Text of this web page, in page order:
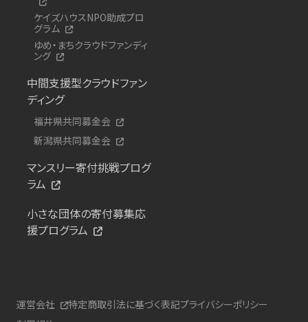
ケイズハウスNPO助成プロ
グラム
ゆめ・まちクラウドファンディ
ング
中間支援型クラウドファン
ディング
福井県共同募金会
新潟県共同募金会
マンスリー寄付挑戦プログ
ラム
小さな団体の寄付募集応
援プログラム
運営会社 特定商取引法に基づく表記プライバシーポリシー